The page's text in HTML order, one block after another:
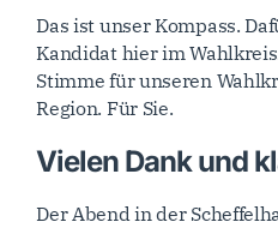
Das ist unser Kompass.
Kandidat hier im
Stimme für unseren
Region. Für Sie.
Vielen Dank und
Der Abend in der